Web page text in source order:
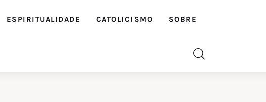
ESPIRITUALIDADE CATOLICISMO SOBRE